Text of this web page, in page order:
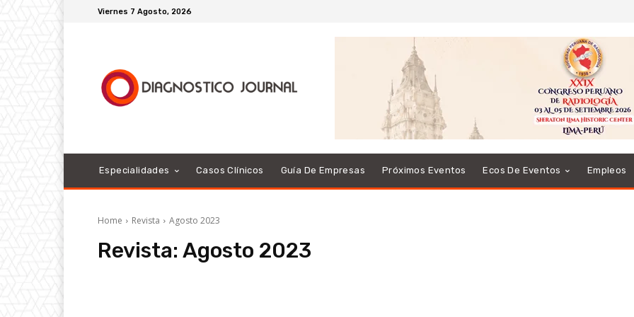
Viernes 7 Agosto, 2026
Especialidades Casos Clínicos Guía De Empresas Próximos Eventos Ecos De Eventos Empleos
Home Revista Agosto 2023
Revista: Agosto 2023